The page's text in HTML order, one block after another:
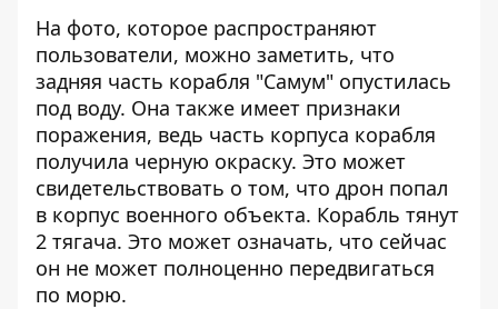
На фото, которое распространяют
пользователи, можно заметить, что
задняя часть корабля "Самум" опустилась
под воду. Она также имеет признаки
поражения, ведь часть корпуса корабля
получила черную окраску. Это может
свидетельствовать о том, что дрон попал
в корпус военного объекта. Корабль тянут
2 тягача. Это может означать, что сейчас
он не может полноценно передвигаться
по морю.